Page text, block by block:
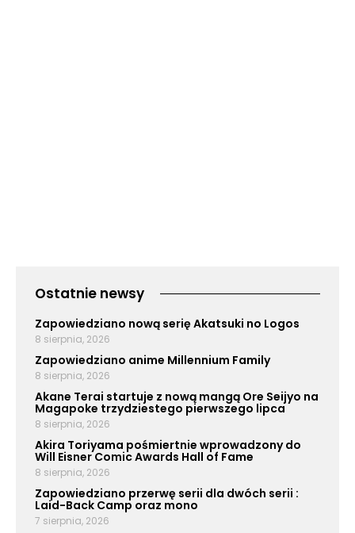
Ostatnie newsy
Zapowiedziano nową serię Akatsuki no Logos
8 sierpnia, 2026
Zapowiedziano anime Millennium Family
8 sierpnia, 2026
Akane Terai startuje z nową mangą Ore Seijyo na
Magapoke trzydziestego pierwszego lipca
8 sierpnia, 2026
Akira Toriyama pośmiertnie wprowadzony do
Will Eisner Comic Awards Hall of Fame
8 sierpnia, 2026
Zapowiedziano przerwę serii dla dwóch serii :
Laid-Back Camp oraz mono
7 sierpnia, 2026